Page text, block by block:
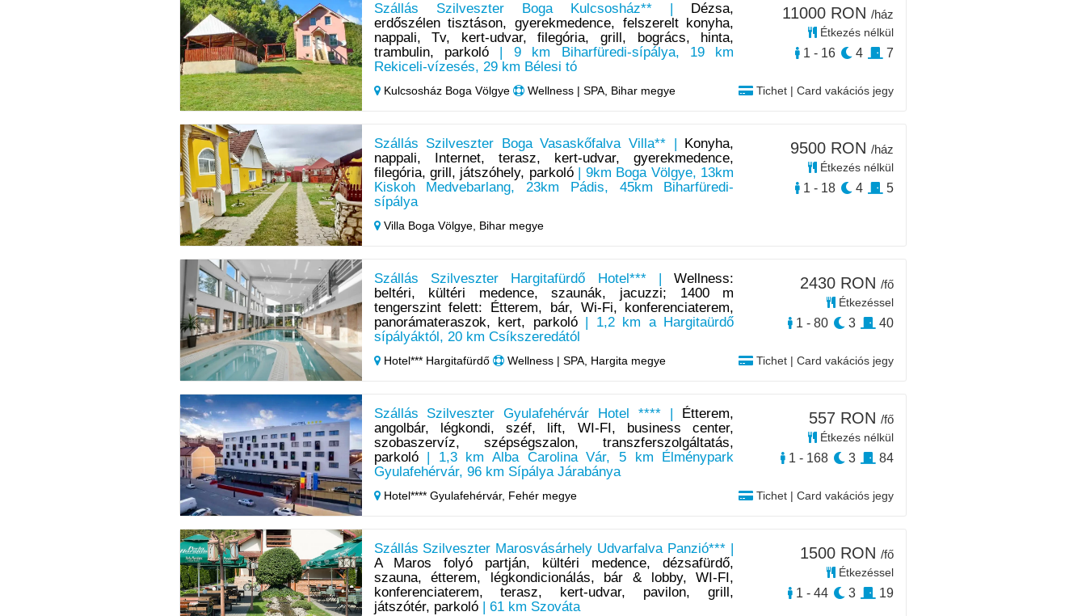
Szállás Szilveszter Boga Kulcsosház** |
Dézsa,
erdőszélen tisztáson, gyerekmedence, felszerelt konyha,
nappali, Tv, kert-udvar, filegória, grill, bogrács, hinta,
trambulin, parkoló| 9 km Biharfüredi-sípálya, 19 km
Rekiceli-vízesés, 29 km Bélesi tó
Kulcsosház Boga Völgye Wellness | SPA, Bihar megye Tichet | Card vakációs jegy
11000 RON /ház
Étkezés nélkül
1 - 16 4 7
Szállás Szilveszter Boga Vasaskőfalva Villa** |
Konyha,
nappali, Internet, terasz, kert-udvar, gyerekmedence,
filegória, grill, játszóhely, parkoló| 9km Boga Völgye, 13km
Kiskoh Medvebarlang, 23km Pádis, 45km Biharfüredi-
sípálya
Villa Boga Völgye, Bihar megye
9500 RON /ház
Étkezés nélkül
1 - 18 4 5
Szállás Szilveszter Hargitafürdő Hotel*** |Wellness:
beltéri, kültéri medence, szaunák, jacuzzi; 1400 m
tengerszint felett: Étterem, bár, Wi-Fi, konferenciaterem,
panorámateraszok, kert, parkoló| 1,2 km a Hargitaürdő
sípályáktól, 20 km Csíkszeredától
Hotel*** Hargitafürdő Wellness | SPA, Hargita megye Tichet | Card vakációs jegy
2430 RON /fő
Étkezéssel
1 - 80 3 40
Szállás Szilveszter Gyulafehérvár Hotel **** |
Étterem,
angolbár, légkondi, széf, lift, WI-FI, business center,
szobaszervíz, szépségszalon, transzferszolgáltatás,
parkoló| 1,3 km Alba Carolina Vár, 5 km Élménypark
Gyulafehérvár, 96 km Sípálya Járabánya
Hotel**** Gyulafehérvár, Fehér megye Tichet | Card vakációs jegy
557 RON /fő
Étkezés nélkül
1 - 168 3 84
Szállás Szilveszter Marosvásárhely Udvarfalva Panzió*** |
A Maros folyó partján, kültéri medence, dézsafürdő,
szauna, étterem, légkondicionálás, bár & lobby, WI-FI,
konferenciaterem, terasz, kert-udvar, pavilon, grill,
játszótér, parkoló| 61 km Szováta
1500 RON /fő
Étkezéssel
1 - 44 3 19